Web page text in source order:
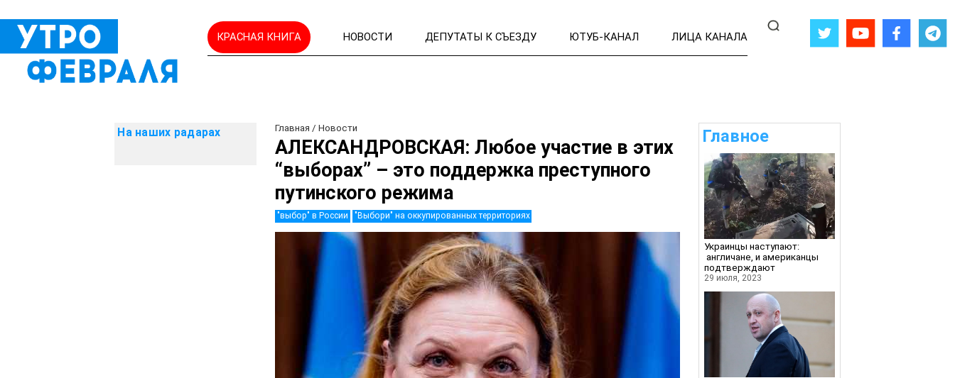
КРАСНАЯ КНИГА НОВОСТИ ДЕПУТАТЫ К СЪЕЗДУ ЮТУБ-КАНАЛ ЛИЦА КАНАЛА
На наших радарах Главная /Новости
АЛЕКСАНДРОВСКАЯ: Любое участие в этих
“выборах” – это поддержка преступного
путинского режима
"выбор" в России "Выбори" на оккупированных территориях
Главное
Украинцы наступают:
англичане, и американцы
подтверждают
29 июля, 2023